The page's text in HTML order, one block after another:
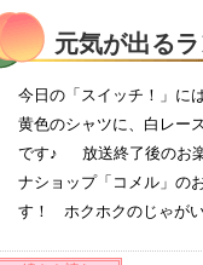
元気が出る
今日の「スイッチ！」に
黄色のシャツに、白レー
です♪ 放送終了後のお楽
ナショップ「コメル」
す！ ホクホクのじゃが